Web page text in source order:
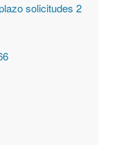
solicitudes 2